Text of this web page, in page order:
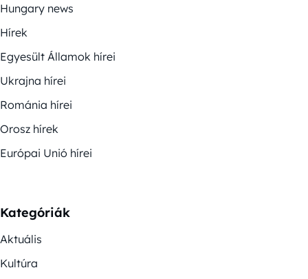
Hungary news
Hírek
Egyesült Államok hírei
Ukrajna hírei
Románia hírei
Orosz hírek
Európai Unió hírei
Kategóriák
Aktuális
Kultúra